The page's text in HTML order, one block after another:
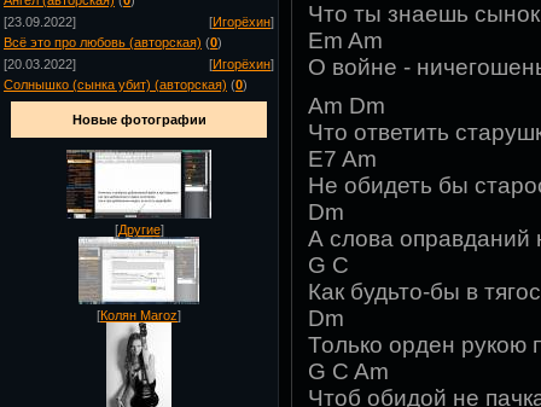
[23.09.2022]
[Игорёхин]
Всё это про любовь (авторская) (0)
[20.03.2022]
[Игорёхин]
Солнышко (сынка убит) (авторская) (0)
Новые фотографии
[Другие]
[Колян Maroz]
Что ты знаешь сынок
Em Am
О войне -
Am Dm
Что ответить
E7 Am
Не обидеть бы
Dm
А слова оправданий
G C
Как будьто-бы в
Dm
Только орден рукою
G C Am
Чтоб обидой не